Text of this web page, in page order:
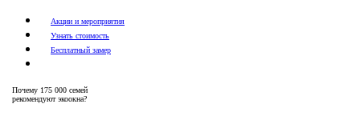
Акции и мероприятия
Узнать стоимость
Бесплатный замер
Почему 175 000 семей
рекомендуют экоокна?